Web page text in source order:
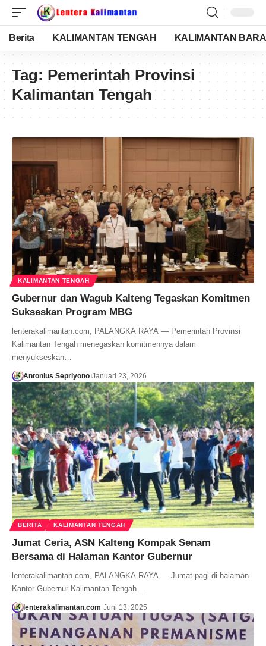
Berita KALIMANTAN TENGAH KALIMANTAN
Tag: Pemerintah Provinsi
Kalimantan Tengah
KALIMANTAN TENGAH
Gubernur dan Wagub Kalteng Tegaskan Komitmen
Sukseskan Program MBG
lenterakalimantan.com, PALANGKA RAYA — Pemerintah Provinsi
Kalimantan Tengah menegaskan komitmennya dalam
menyukseskan…
Antonius Sepriyono Januari 23, 2026
BERITA KALIMANTAN TENGAH
Jumat Ceria, ASN Kalteng Kompak Senam
Bersama di Halaman Kantor Gubernur
lenterakalimantan.com, PALANGKA RAYA — Jumat pagi di halaman
Kantor Gubernur Kalimantan Tengah…
lenterakalimantan.com Juni 13, 2025